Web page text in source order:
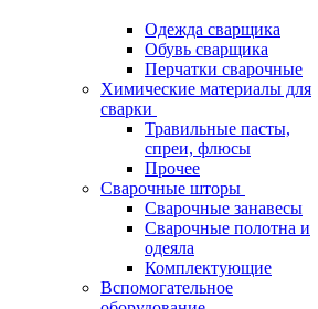
Одежда сварщика
Обувь сварщика
Перчатки сварочные
Химические материалы для
сварки
Травильные пасты,
спреи, флюсы
Прочее
Сварочные шторы
Сварочные занавесы
Сварочные полотна и
одеяла
Комплектующие
Вспомогательное